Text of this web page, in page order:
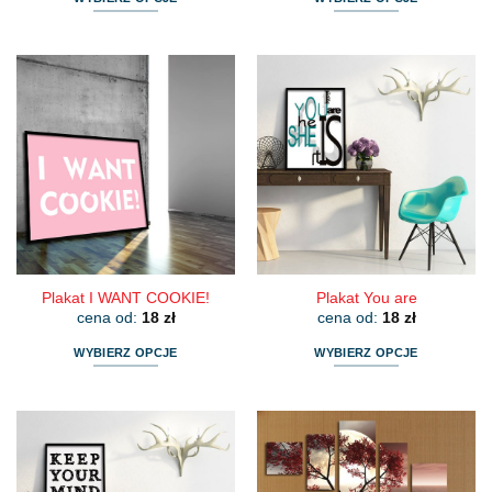
ma
wiele
wariantów.
Opcje
można
wybrać
na
stronie
produktu
wiele
wariantów.
Opcje
można
wybrać
na
stronie
produktu
Plakat I WANT COOKIE!
cena od: 18 zł
WYBIERZ OPCJE
wiele
wariantów.
Plakat You are
cena od: 18 zł
WYBIERZ OPCJE
ma
wiele
wariantów.